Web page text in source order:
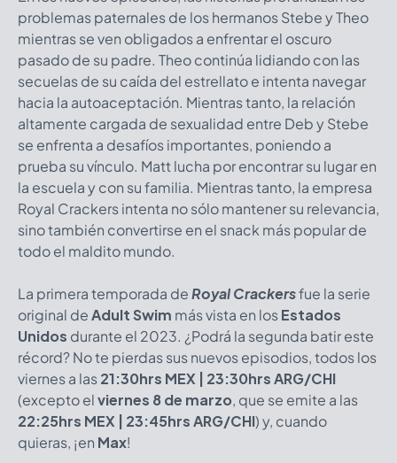
problemas paternales de los hermanos Stebe y Theo
mientras se ven obligados a enfrentar el oscuro
pasado de su padre. Theo continúa lidiando con las
secuelas de su caída del estrellato e intenta navegar
hacia la autoaceptación. Mientras tanto, la relación
altamente cargada de sexualidad entre Deb y Stebe
se enfrenta a desafíos importantes, poniendo a
prueba su vínculo. Matt lucha por encontrar su lugar en
la escuela y con su familia. Mientras tanto, la empresa
Royal Crackers intenta no sólo mantener su relevancia,
sino también convertirse en el snack más popular de
todo el maldito mundo.
La primera temporada deRoyal Crackersfue la serie
original deAdult Swim más vista en losEstados
Unidos durante el 2023. ¿Podrá la segunda batir este
récord? No te pierdas sus nuevos episodios, todos los
viernes a las21:30hrs MEX | 23:30hrs ARG/CHI
(excepto elviernes 8 de marzo, que se emite a las
22:25hrs MEX | 23:45hrs ARG/CHI) y, cuando
quieras, ¡en Max!